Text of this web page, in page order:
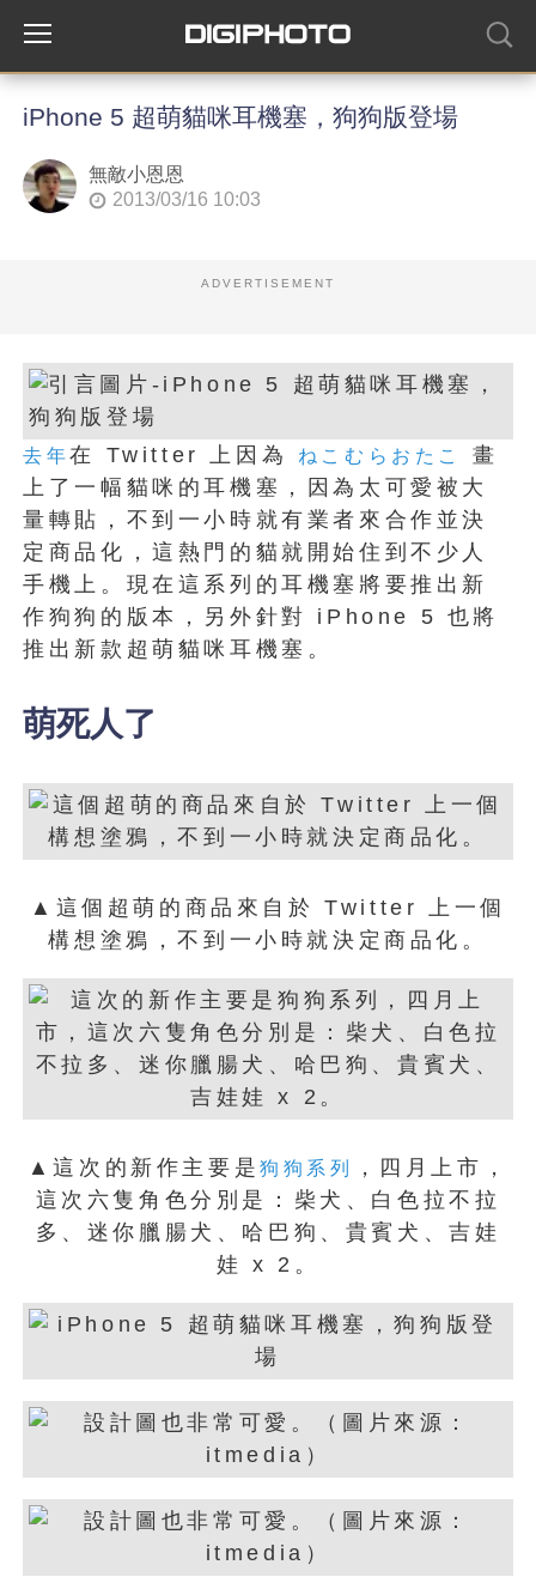
iPhone 5 超萌貓咪耳機塞，狗狗版登場
無敵小恩恩
2013/03/16 10:03
ADVERTISEMENT
去年在 Twitter 上因為 ねこむらおたこ
畫
上了一幅貓咪的耳機塞，因為太可愛被大
量轉貼，不到一小時就有業者來合作並決
定商品化，這熱門的貓就開始住到不少人
手機上。現在這系列的耳機塞將要推出新
作狗狗的版本，另外針對 iPhone 5 也將
推出新款超萌貓咪耳機塞。
萌死人了
▲這個超萌的商品來自於 Twitter 上一個
構想塗鴉，不到一小時就決定商品化。
▲這次的新作主要是狗狗系列
，四月上市，
這次六隻角色分別是：柴犬、白色拉不拉
多、迷你臘腸犬、哈巴狗、貴賓犬、吉娃
娃 x 2。